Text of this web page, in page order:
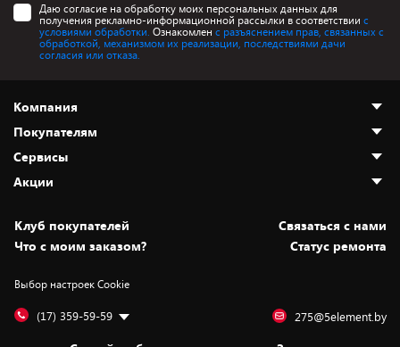
Даю согласие на обработку моих персональных данных для
получения рекламно-информационной рассылки в соответствии с
условиями обработки. Ознакомлен с разъяснением прав, связанных с
обработкой, механизмом их реализации, последствиями дачи
согласия или отказа.
Компания
О нас
Адреса магазинов
Новости
Статьи и обзоры
Вакансии
Дай пять добру!
Покупателям
Как сделать заказ
Оплата и доставка
Безналичный расчёт
Обмен и возврат товара
Обработка персональных данных
Подарочные карты
Сервисы
Установка техники
Для игровых консолей
Для мобильных устройств
Для компьютеров
Акции
Скидки и промокоды
Белорусские товары
Бонусы
Оплата частями
Клуб покупателей
Cвязаться с нами
Что с моим заказом?
Статус ремонта
Выбор настроек Cookie
(17) 359-59-59 275@5element.by